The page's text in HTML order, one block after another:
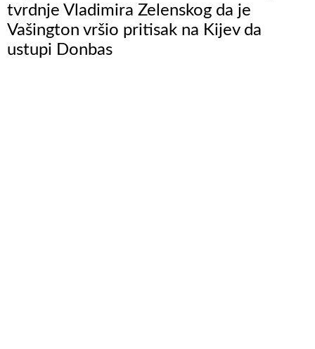
tvrdnje Vladimira Zelenskog da je
Vašington vršio pritisak na Kijev da
ustupi Donbas